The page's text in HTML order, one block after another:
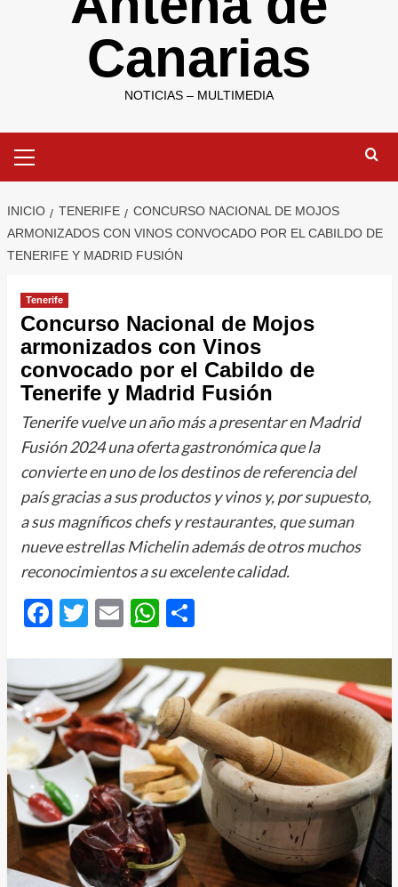
Canarias
NOTICIAS – MULTIMEDIA
primario
INICIO TENERIFE
CONCURSO NACIONAL DE MOJOS
ARMONIZADOS CON VINOS CONVOCADO POR EL CABILDO DE
TENERIFE Y MADRID FUSIÓN
Tenerife
Concurso Nacional de Mojos
armonizados con Vinos
convocado por el Cabildo de
Tenerife y Madrid Fusión
Tenerife vuelve un año más a presentar en Madrid
Fusión 2024 una oferta gastronómica que la
convierte en uno de los destinos de referencia del
país gracias a sus productos y vinos y, por supuesto,
a sus magníficos chefs y restaurantes, que suman
nueve estrellas Michelin además de otros muchos
reconocimientos a su excelente calidad.
Facebook
Twitter
EmailWhatsApp
Compartir